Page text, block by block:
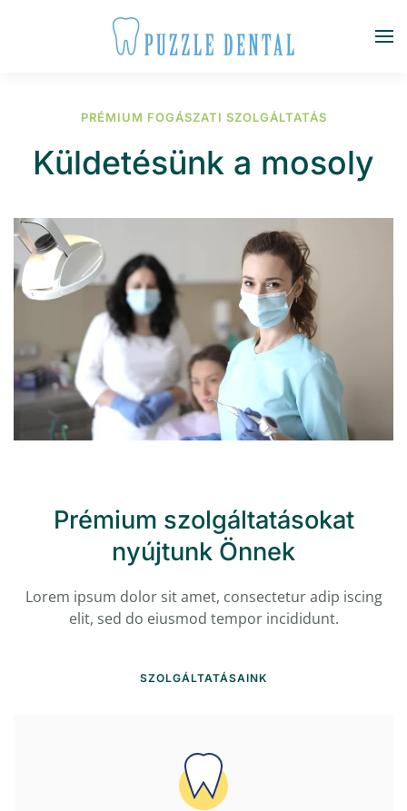
Fő tartalom átugrása
PRÉMIUM FOGÁSZATI ​​SZOLGÁLTATÁS
Küldetésünk a mosoly
Prémium szolgáltatásokat
nyújtunk Önnek
Lorem ipsum dolor sit amet, consectetur adip iscing
elit, sed do eiusmod tempor incididunt.
SZOLGÁLTATÁSAINK